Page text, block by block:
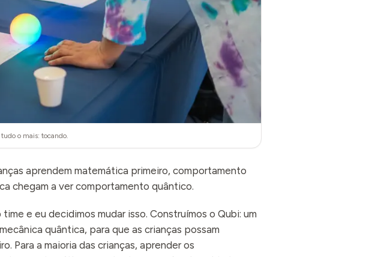
o mais: tocando.
aprendem matemática primeiro, comportamento
chegam a ver comportamento quântico.
e eu decidimos mudar isso. Construímos o Qubi: um
quântica, para que as crianças possam
Para a maioria das crianças, aprender os